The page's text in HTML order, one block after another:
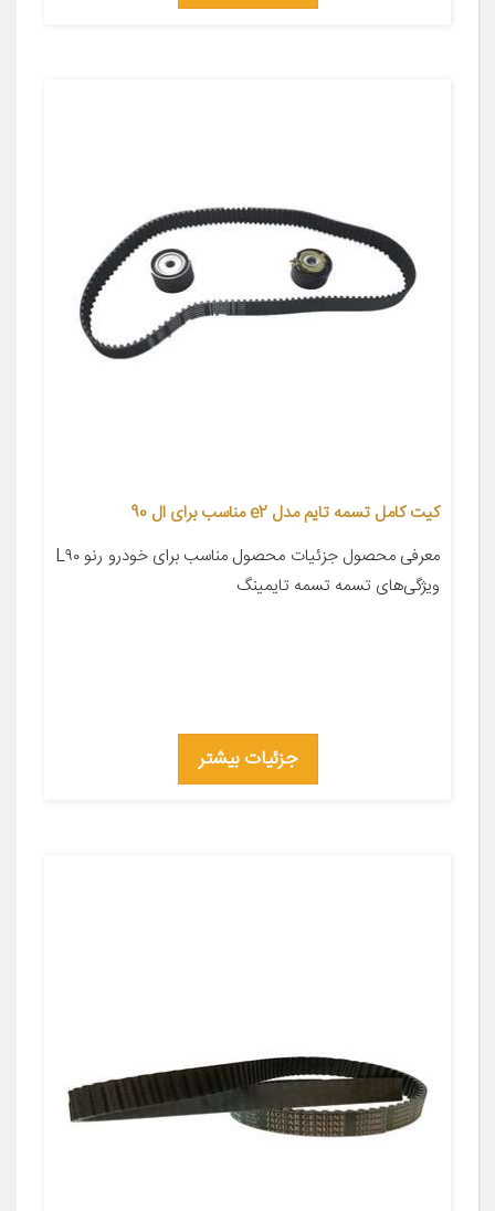
کیت کامل تسمه تایم مدل e2 مناسب برای ال 90
معرفی محصول جزئیات محصول مناسب برای خودرو رنو L۹۰
ویژگی‌های تسمه تسمه تایمینگ
جزئیات بیشتر